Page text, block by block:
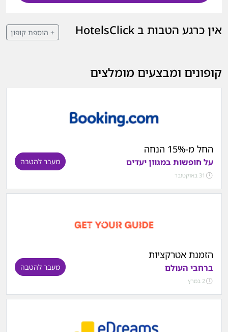
אין כרגע הטבות ב HotelsClick + הוספת קופון
קופונים ומבצעים מומלצים
החל מ-15% הנחה
על חופשות במגוון יעדים
31 באוקטובר
מעבר להטבה
הזמנת אטרקציות
ברחבי העולם
2 במרץ
מעבר להטבה